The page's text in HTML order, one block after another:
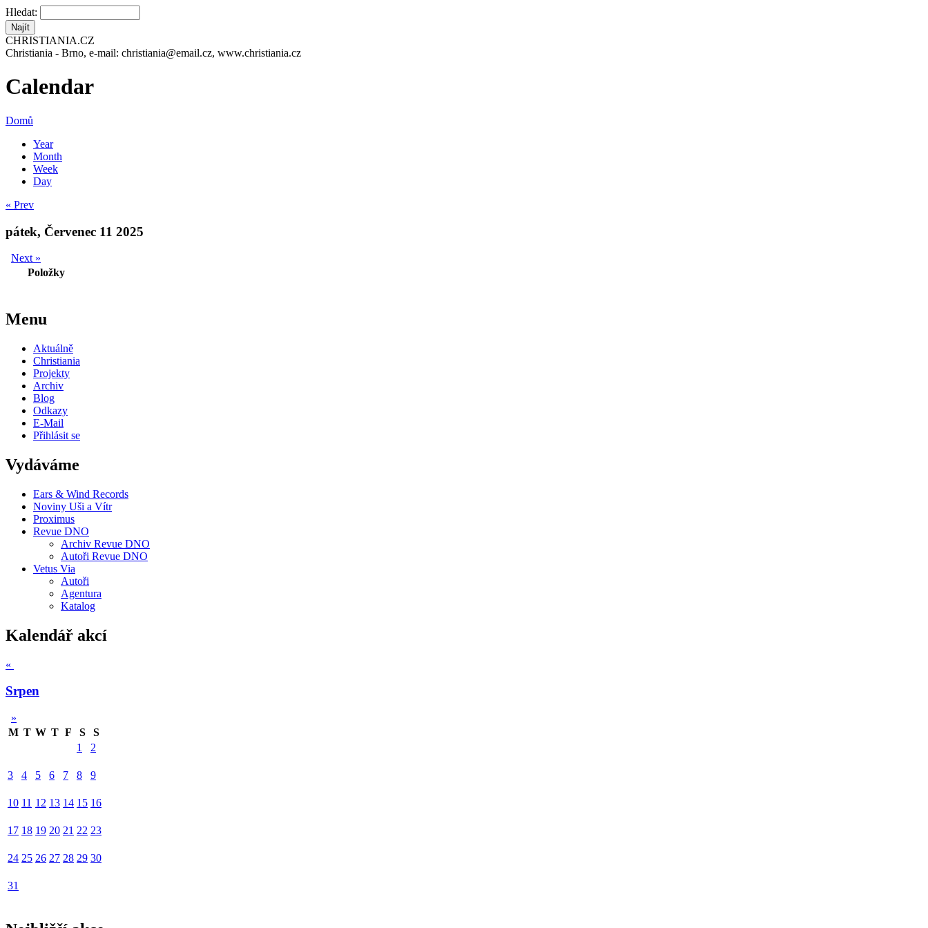
Hledat:
CHRISTIANIA.CZ
Christiania - Brno, e-mail: christiania@email.cz, www.christiania.cz
Calendar
Domů
Year
Month
Week
Day
« Prev
pátek, Červenec 11 2025
Next »
Položky
Menu
Aktuálně
Christiania
Projekty
Archiv
Blog
Odkazy
E-Mail
Přihlásit se
Vydáváme
Ears & Wind Records
Noviny Uši a Vítr
Proximus
Revue DNO
Archiv Revue DNO
Autoři Revue DNO
Vetus Via
Autoři
Agentura
Katalog
Kalendář akcí
«
Srpen
»
M T W T F S
S
1
2
3 4 5 6 7 8 9
10 11 12 13 14 15 16
17 18 19 20 21 22 23
24 25 26 27 28 29 30
31